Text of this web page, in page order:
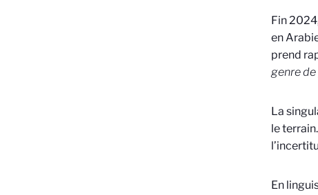
Fin
en
prend
genre de
La
le
En